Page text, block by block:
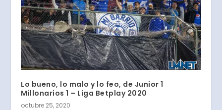
Lo bueno, lo malo y lo feo, de Junior 1
Millonarios 1 – Liga Betplay 2020
octubre 25, 2020